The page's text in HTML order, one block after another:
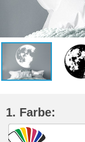
1. Farbe: